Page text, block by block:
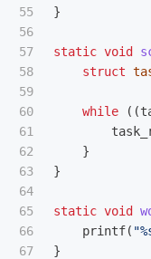
55
56
57
58
59
60
61
62
63
64
65
66
67
}
static void
struct
while ((
}
}
static void
printf(
}